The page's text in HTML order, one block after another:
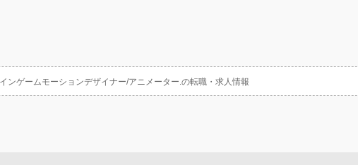
インゲームモーションデザイナー/アニメーター.の転職・求人情報